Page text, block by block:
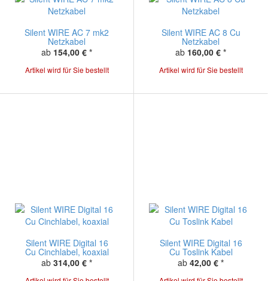
Silent WIRE AC 7 mk2
Netzkabel
ab 154,00 € *
Artikel wird für Sie bestellt
Silent WIRE AC 8 Cu
Netzkabel
ab 160,00 € *
Artikel wird für Sie bestellt
Silent WIRE Digital 16
Cu Cinchlabel, koaxial
ab 314,00 € *
Silent WIRE Digital 16
Cu Toslink Kabel
ab 42,00 € *